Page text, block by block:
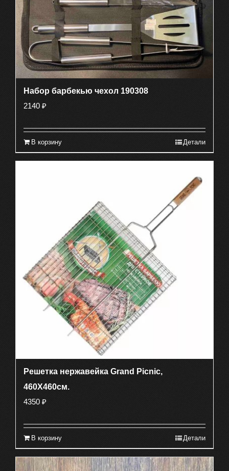
Набор барбекью чехол 190308
2140 ₽
В корзину Детали
Решетка нержавейка Grand Picnic,
460X460см.
4350 ₽
В корзину Детали